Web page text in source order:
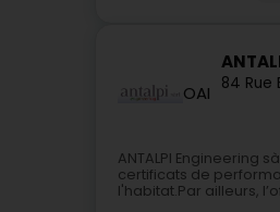
OAI 84 Rue
ANTALPI Engineering
certificats de
l'habitat.Par ailleurs,